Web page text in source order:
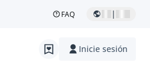
FAQ |
Inicie sesión